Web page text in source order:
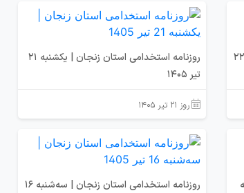
روزنامه استخدامی استان زنجان | دوشنبه 22
روزنامه استخدامی استان زنجان | یکشنبه 21
تیر 1405
روز ۲۱ تیر ۱۴۰۵
روزنامه استخدامی استان زنجان | سه‌شنبه 16